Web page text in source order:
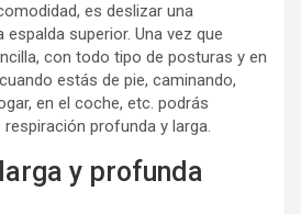
es deslizar una
superior. Una vez que
con todo tipo de posturas y en
estás de pie, caminando,
en el coche, etc. podrás
profunda y larga.
y profunda